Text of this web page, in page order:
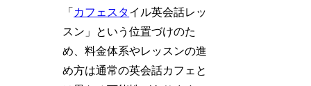
「 カフェスタイル英会話レッ
スン」という位置づけのた
め、料金体系やレッスンの進
め方は通常の英会話カフェと